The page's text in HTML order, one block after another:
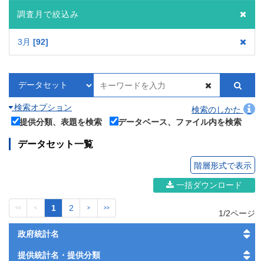
調査月で絞込み
3月 92
検索オプション
検索のしかた
提供分類、表題を検索
データベース、ファイル内を検索
データセット一覧
階層形式で表示
一括ダウンロード
<< < 1 2 > >>
1/2ページ
政府統計名
提供統計名・提供分類